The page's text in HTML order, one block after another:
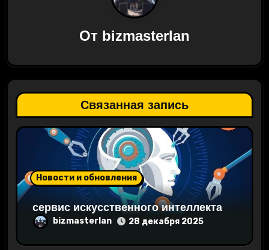
я
п
о
п
с
От bizmasterlan
Связанная запись
Новости и обновления
сервис искусственного интеллекта
bizmasterlan 28 декабря 2025